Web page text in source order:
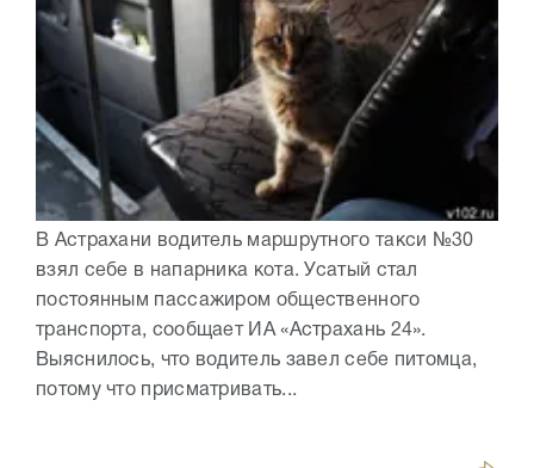
В Астрахани водитель маршрутного такси №30
взял себе в напарника кота. Усатый стал
постоянным пассажиром общественного
транспорта, сообщает ИА «Астрахань 24».
Выяснилось, что водитель завел себе питомца,
потому что присматривать...